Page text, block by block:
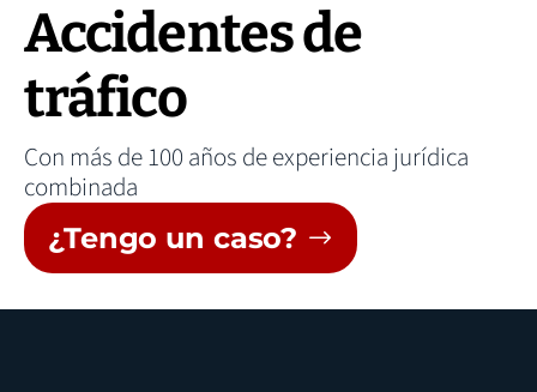
Accidentes de
tráfico
Con más de 100 años de experiencia jurídica
combinada
¿Tengo un caso?